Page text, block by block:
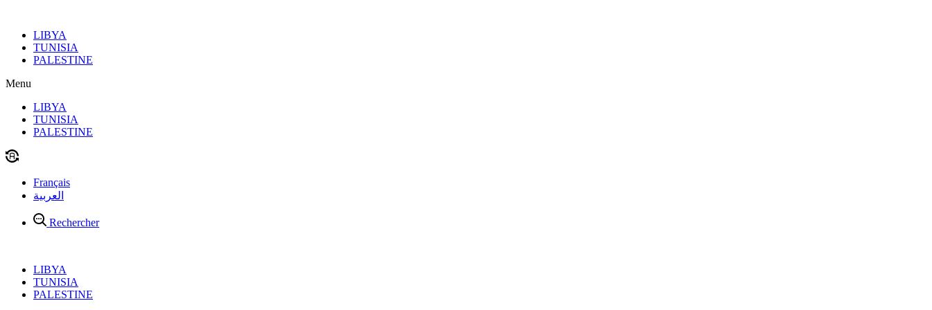
contenuLIBYA
TUNISIA
PALESTINE
Menu
LIBYA
TUNISIA
PALESTINE
Français
العربية
Rechercher
LIBYA
TUNISIA
PALESTINE